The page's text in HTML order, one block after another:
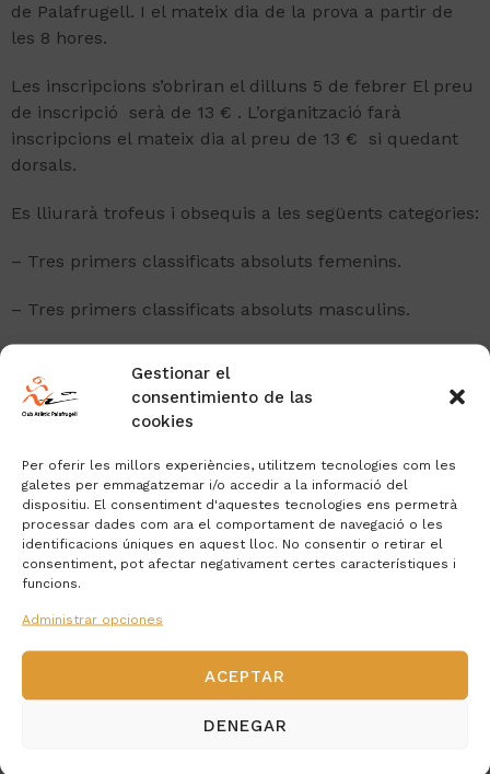
Gestionar el
consentimiento de las
cookies
Per oferir les millors experiències, utilitzem tecnologies com les
galetes per emmagatzemar i/o accedir a la informació del
dispositiu. El consentiment d'aquestes tecnologies ens permetrà
processar dades com ara el comportament de navegació o les
identificacions úniques en aquest lloc. No consentir o retirar el
consentiment, pot afectar negativament certes característiques i
funcions.
Administrar opciones
ACEPTAR
DENEGAR
de Palafrugell. I el mateix dia de la prova a partir de
les 8 hores.
Les inscripcions s’obriran el dilluns 5 de febrer El preu
de inscripció serà de 13 € . L’organització farà
inscripcions el mateix dia al preu de 13 € si quedant
dorsals.
Es lliurarà trofeus i obsequis a les següents categories:
– Tres primers classificats absoluts femenins.
– Tres primers classificats absoluts masculins.
– Primer equip classificat masculí.
si 4 o més corredors, indiferentment de l’edat o el
sexe, al formular la inscripció registrin el mateix nom
de l’equip. La classificació es realitzarà amb la suma
dels llocs dels 4 primers classificats del mateix equip.
L’equip guanyador serà el que menys puntuació
obtingui de la suma.
A tots els participants se’ls obsequiarà amb una
samarreta commemorativa de record. També hi haurà